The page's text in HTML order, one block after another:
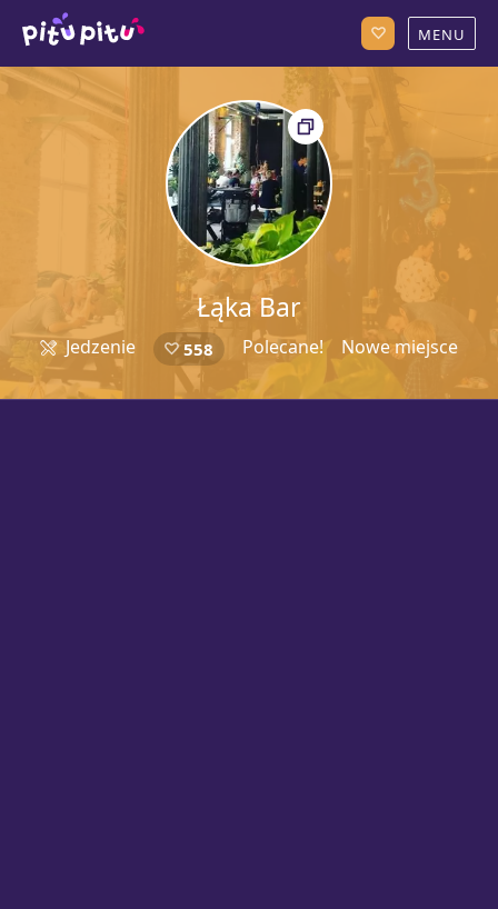
Łąka Bar
5 Jedzenie 558 Polecane! Nowe miejsce